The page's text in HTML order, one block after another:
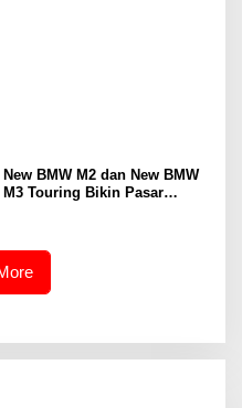
New BMW M2 dan New BMW
M3 Touring Bikin Pasar